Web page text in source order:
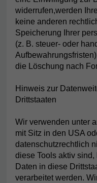
widerrufen,werden
keine anderen
Speicherung Ihrer
(z. B. steuer- oder
die Löschung nach
Hinweis zur
Drittstaaten
Wir verwenden unter
mit Sitz in den USA
datenschutzrechtlich
diese Tools aktiv
Daten in diese
verarbeitet werden.